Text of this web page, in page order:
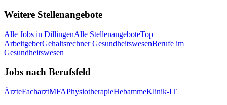
Weitere Stellenangebote
Alle Jobs in DillingenAlle StellenangeboteTop
ArbeitgeberGehaltsrechner GesundheitswesenBerufe im
Gesundheitswesen
Jobs nach Berufsfeld
ÄrzteFacharztMFAPhysiotherapieHebammeKlinik-IT